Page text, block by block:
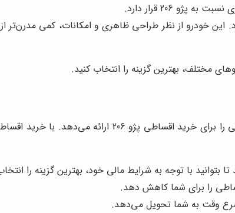
مختلف، بهترین گزینه را انتخاب کنید.
می‌دهد. با خرید اقساطی پژو 206 از
را برای شما کاهش دهد.
وقت به شما تحویل می‌دهد.